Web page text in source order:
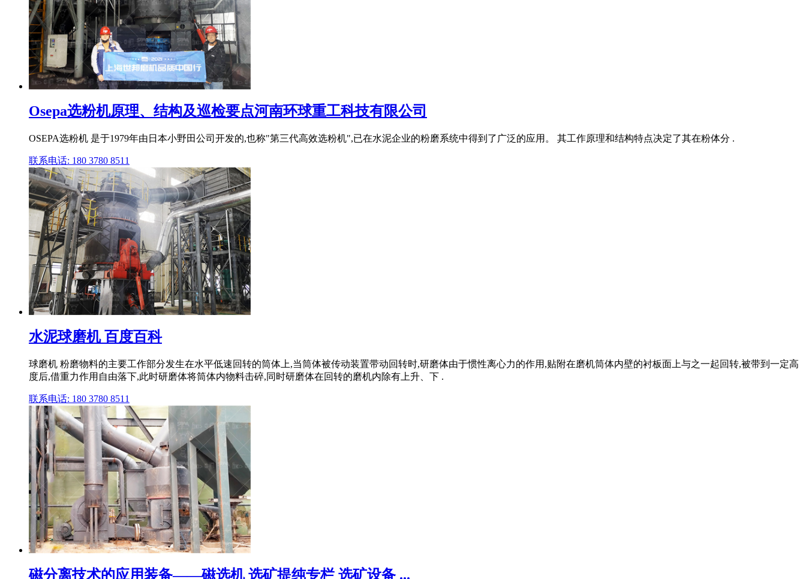
Osepa选粉机原理、结构及巡检要点河南环球重工科技有限公司
OSEPA选粉机 是于1979年由日本小野田公司开发的,也称"第三代高效选粉机",已在水泥企业的粉磨系统中得到了广泛的应用。 其工作原理和结构特点决定了其在粉体分 .
联系电话: 180 3780 8511
水泥球磨机 百度百科
球磨机 粉磨物料的主要工作部分发生在水平低速回转的筒体上,当筒体被传动装置带动回转时,研磨体由于惯性离心力的作用,贴附在磨机筒体内壁的衬板面上与之一起回转,被带到一定高
度后,借重力作用自由落下,此时研磨体将筒体内物料击碎,同时研磨体在回转的磨机内除有上升、下 .
联系电话: 180 3780 8511
磁分离技术的应用装备——磁选机 选矿提纯专栏 选矿设备 ...